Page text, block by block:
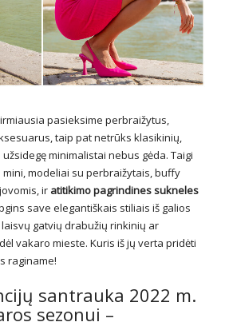
pasieksime perbraižytus,
taip pat netrūks klasikinių,
minimalistai nebus gėda. Taigi
modeliai su perbraižytais, buffy
ir atitikimo pagrindines sukneles
save elegantiškais stiliais iš galios
gatvių drabužių rinkinių ar
vakaro mieste. Kuris iš jų verta pridėti
raginame!
santrauka 2022 m.
sezonui –